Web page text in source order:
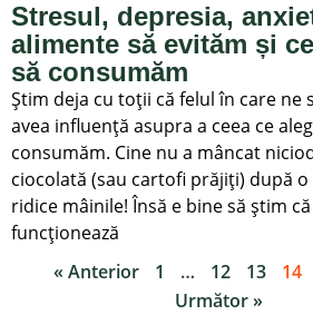
Stresul, depresia,
alimente să evităm și
să consumăm
Știm deja cu toții că felul în care ne
avea influență asupra a ceea ce
consumăm. Cine nu a mâncat
ciocolată (sau cartofi prăjiți) după o
ridice mâinile! Însă e bine să știm
funcționează
« Anterior
1 … 12 13 14
Următor »